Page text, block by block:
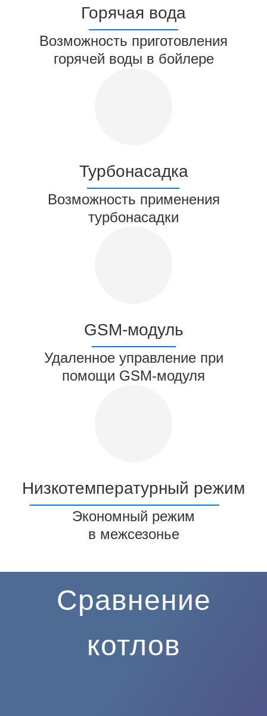
Горячая вода
Возможность приготовления
горячей воды в бойлере
Турбонасадка
Возможность применения
турбонасадки
GSM-модуль
Удаленное управление при
помощи GSM-модуля
Низкотемпературный режим
Экономный режим
в межсезонье
Сравнение
котлов